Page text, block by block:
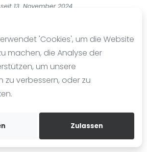
'Cookies', um die Website
machen, die Analyse der
um unsere
zu verbessern, oder zu
Zulassen
Padel
13. November 2024
essen.de